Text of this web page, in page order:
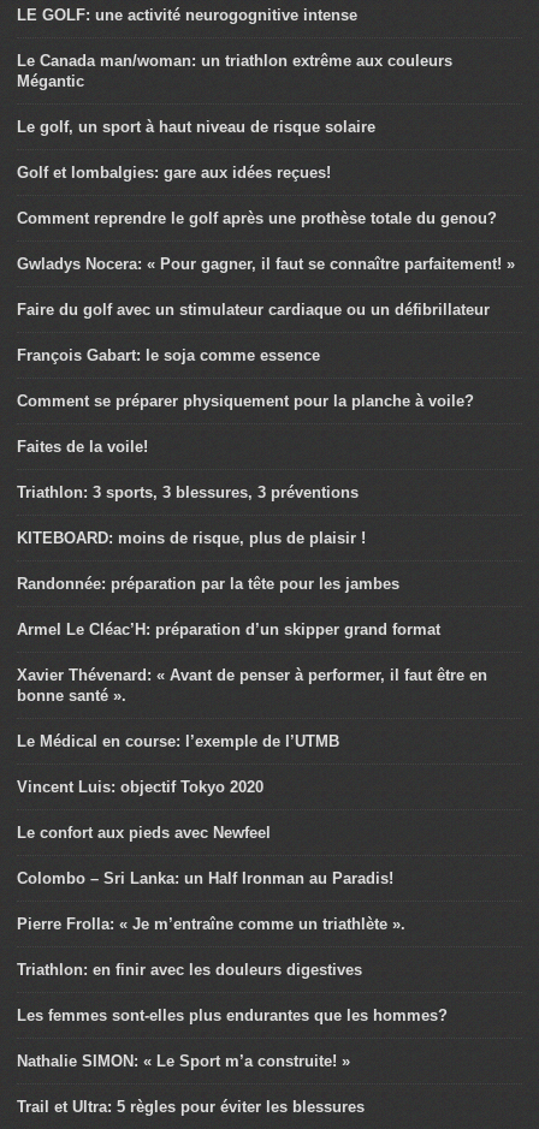
LE GOLF: une activité neurogognitive intense
Le Canada man/woman: un triathlon extrême aux couleurs
Mégantic
Le golf, un sport à haut niveau de risque solaire
Golf et lombalgies: gare aux idées reçues!
Comment reprendre le golf après une prothèse totale du genou?
Gwladys Nocera: « Pour gagner, il faut se connaître parfaitement! »
Faire du golf avec un stimulateur cardiaque ou un défibrillateur
François Gabart: le soja comme essence
Comment se préparer physiquement pour la planche à voile?
Faites de la voile!
Triathlon: 3 sports, 3 blessures, 3 préventions
KITEBOARD: moins de risque, plus de plaisir !
Randonnée: préparation par la tête pour les jambes
Armel Le Cléac’H: préparation d’un skipper grand format
Xavier Thévenard: « Avant de penser à performer, il faut être en
bonne santé ».
Le Médical en course: l’exemple de l’UTMB
Vincent Luis: objectif Tokyo 2020
Le confort aux pieds avec Newfeel
Colombo – Sri Lanka: un Half Ironman au Paradis!
Pierre Frolla: « Je m’entraîne comme un triathlète ».
Triathlon: en finir avec les douleurs digestives
Les femmes sont-elles plus endurantes que les hommes?
Nathalie SIMON: « Le Sport m’a construite! »
Trail et Ultra: 5 règles pour éviter les blessures